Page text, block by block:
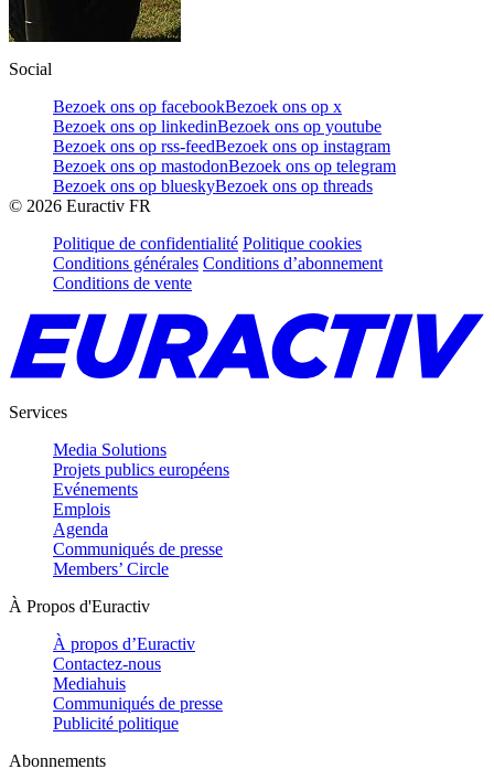
Social
Bezoek ons op facebookBezoek ons op x
Bezoek ons op linkedinBezoek ons op youtube
Bezoek ons op rss-feedBezoek ons op instagram
Bezoek ons op mastodonBezoek ons op telegram
Bezoek ons op blueskyBezoek ons op threads
© 2026 Euractiv FR
Politique de confidentialité Politique cookies
Conditions générales Conditions d’abonnement
Conditions de vente
Services
Media Solutions
Projets publics européens
Evénements
Emplois
Agenda
Communiqués de presse
Members’ Circle
À Propos d'Euractiv
À propos d’Euractiv
Contactez-nous
Mediahuis
Communiqués de presse
Publicité politique
Abonnements